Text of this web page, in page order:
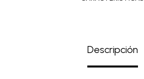
Descripción